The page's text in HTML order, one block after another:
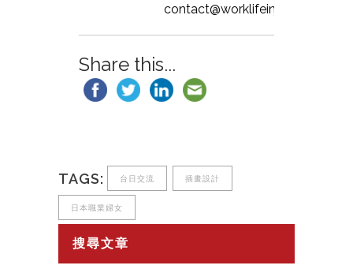
contact@worklifeinjapan.net
Share this...
TAGS: 台日交流 插畫設計
日本職業婦女
搜尋文章